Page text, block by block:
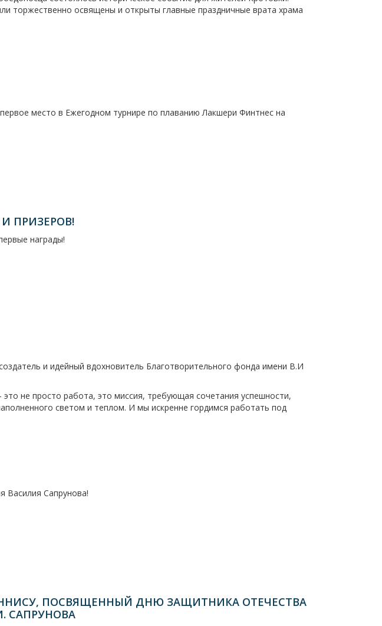
торжественно освящены и открыты главные праздничные врата храма
место в Ежегодном турнире по плаванию Лакшери Финтнес на
ПРИЗЕРОВ!
награды!
и идейный вдохновитель Благотворительного фонда имени В.И
не просто работа, это миссия, требующая сочетания успешности,
светом и теплом. И мы искренне гордимся работать под
Василия Сапрунова!
ПОСВЯЩЕННЫЙ ДНЮ ЗАЩИТНИКА ОТЕЧЕСТВА
САПРУНОВА